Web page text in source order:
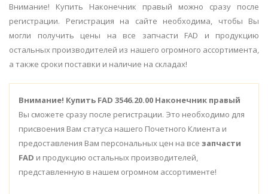
Внимание! Купить Наконечник правый можно сразу после
регистрации. Регистрация на сайте необходима, чтобы Вы
могли получить цены на все запчасти FAD и продукцию
остальных производителей из нашего огромного ассортимента,
а также сроки поставки и наличие на складах!
Внимание! Купить FAD 3546.20.00 Наконечник правый
Вы сможете сразу после регистрации. Это необходимо для
присвоения Вам статуса нашего Почетного Клиента и
предоставления Вам персональных цен на все запчасти
FAD и продукцию остальных производителей,
представленную в нашем огромном ассортименте!